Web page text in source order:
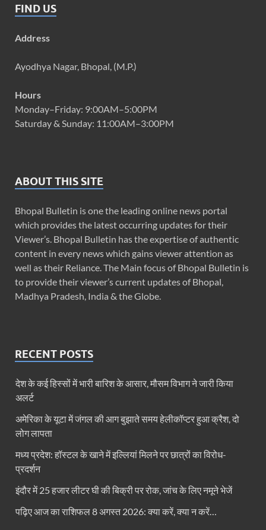
FIND US
Address
Ayodhya Nagar, Bhopal, (M.P.)
Hours
Monday–Friday: 9:00AM–5:00PM
Saturday & Sunday: 11:00AM–3:00PM
ABOUT THIS SITE
Bhopal Bulletin is one the leading online news portal
which provides the latest occurring updates for their
Viewer’s. Bhopal Bulletin has the expertise of authentic
content in every news which gains viewer attention as
well as their Reliance. The Main focus of Bhopal Bulletin is
to provide their viewer’s current updates of Bhopal,
Madhya Pradesh, India & the Globe.
RECENT POSTS
देश के कई हिस्सों में भारी बारिश के आसार, मौसम विभाग ने जारी किया
अलर्ट
अमेरिका के यूटा में जंगल की आग बुझाते समय हेलीकॉप्टर हुआ क्रैश, दो
लोग लापता
मध्य प्रदेश: हॉस्टल के खाने में इल्लियां मिलने पर छात्रों का विरोध-
प्रदर्शन
इंदौर में 25 हजार लीटर घी की बिक्री पर रोक, जांच के लिए नमूने भेजें
पढ़िए आज का राशिफल 8 अगस्त 2026: क्या करें, क्या न करें…